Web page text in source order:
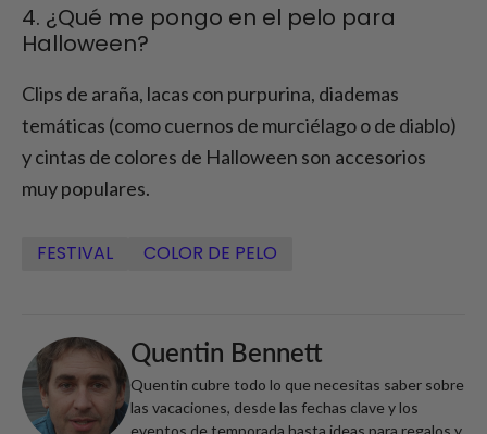
4. ¿Qué me pongo en el pelo para
Halloween?
Clips de araña, lacas con purpurina, diademas
temáticas (como cuernos de murciélago o de diablo)
y cintas de colores de Halloween son accesorios
muy populares.
FESTIVAL COLOR DE PELO
Quentin Bennett
Quentin cubre todo lo que necesitas saber sobre
las vacaciones, desde las fechas clave y los
eventos de temporada hasta ideas para regalos y